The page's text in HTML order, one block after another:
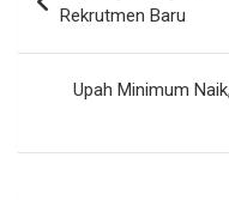
posRekrutmen Baru
Upah Minimum